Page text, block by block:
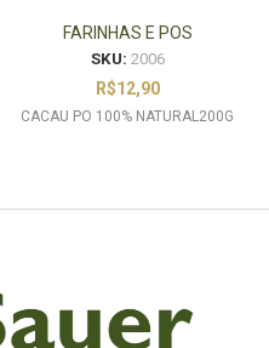
FARINHAS E POS
SKU: 2006
R$12,90
CACAU PO 100% NATURAL200G